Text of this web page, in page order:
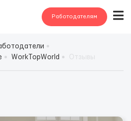
Работодателям
WorkTopWorld